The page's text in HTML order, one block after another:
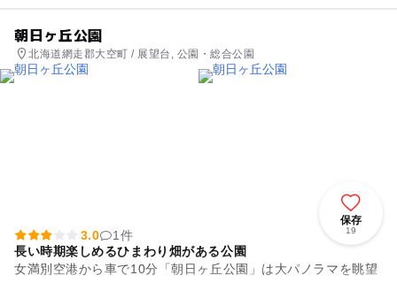
朝日ヶ丘公園
北海道網走郡大空町 / 展望台, 公園・総合公園
保存
19
3.0
1件
長い時期楽しめるひまわり畑がある公園
女満別空港から車で10分「朝日ヶ丘公園」は大パノラマを眺望